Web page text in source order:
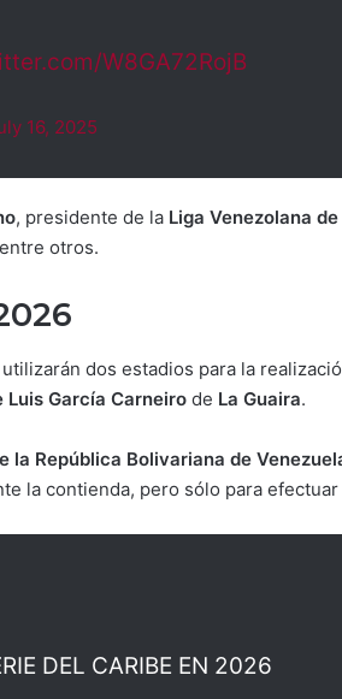
W8GA72RojB
16, 2025
, presidente de la Liga Venezolana
otros.
dos estadios para la
Luis García Carneiro de La Guaira.
la República Bolivariana de
la contienda, pero sólo para
DEL CARIBE EN 2026